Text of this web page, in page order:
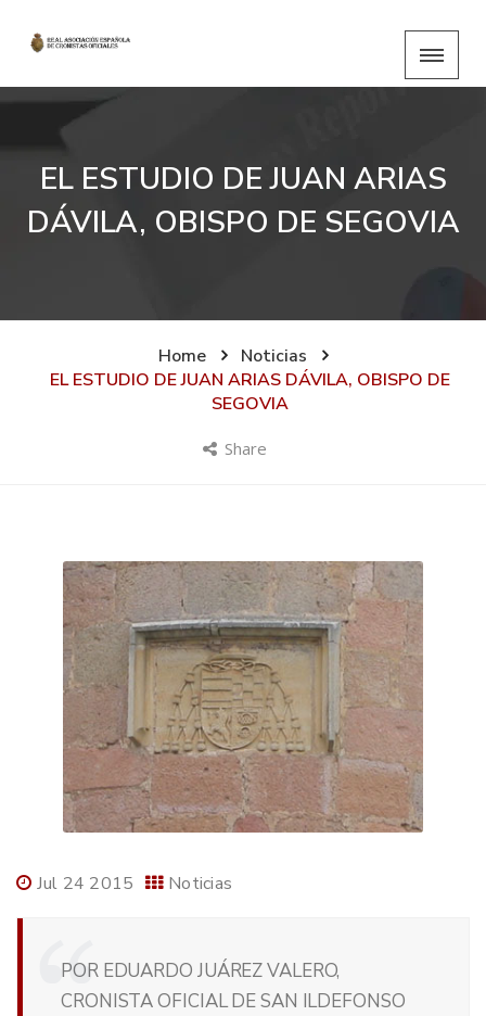
EL ESTUDIO DE JUAN ARIAS
DÁVILA, OBISPO DE SEGOVIA
Home
Noticias
EL ESTUDIO DE JUAN ARIAS DÁVILA, OBISPO DE
SEGOVIA
Share
Jul 24 2015 Noticias
POR EDUARDO JUÁREZ VALERO,
CRONISTA OFICIAL DE SAN ILDEFONSO